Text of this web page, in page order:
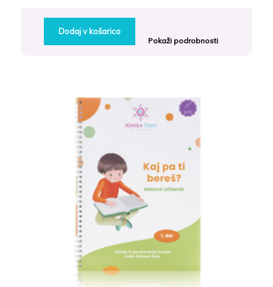
Dodaj v košarico
Pokaži podrobnosti